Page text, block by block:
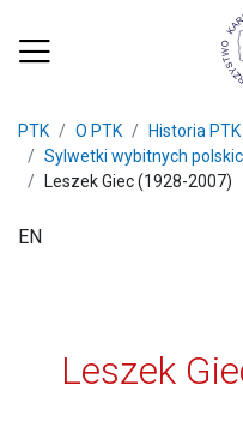
PTK O PTK
Historia PTK
Sylwetki wybitnych
Leszek Giec (1928-2007)
EN
Leszek